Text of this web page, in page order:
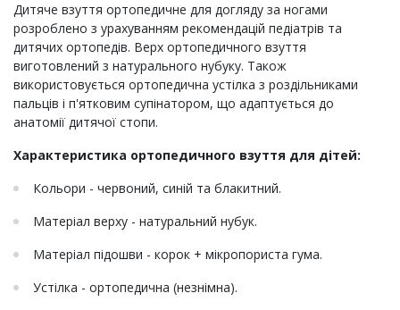
Дитяче взуття ортопедичне для догляду за ногами
розроблено з урахуванням рекомендацій педіатрів та
дитячих ортопедів. Верх ортопедичного взуття
виготовлений з натурального нубуку. Також
використовується ортопедична устілка з роздільниками
пальців і п'ятковим супінатором, що адаптується до
анатомії дитячої стопи.
Характеристика ортопедичного взуття для дітей:
Кольори - червоний, синій та блакитний.
Матеріал верху - натуральний нубук.
Матеріал підошви - корок + мікропориста гума.
Устілка - ортопедична (незнімна).